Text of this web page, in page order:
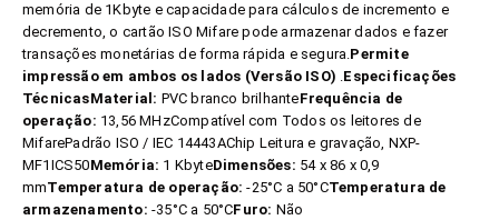
memória de 1Kbyte e capacidade para cálculos de incremento e
decremento, o cartão ISO Mifare pode armazenar dados e fazer
transações monetárias de forma rápida e segura.Permite
impressão em ambos os lados (Versão ISO) .Especificações
TécnicasMaterial: PVC branco brilhanteFrequência de
operação: 13,56 MHzCompatível com Todos os leitores de
MifarePadrão ISO / IEC 14443AChip Leitura e gravação, NXP-
MF1ICS50Memória: 1 KbyteDimensões: 54 x 86 x 0,9
mmTemperatura de operação: -25°C a 50°CTemperatura de
armazenamento: -35°C a 50°CFuro: Não